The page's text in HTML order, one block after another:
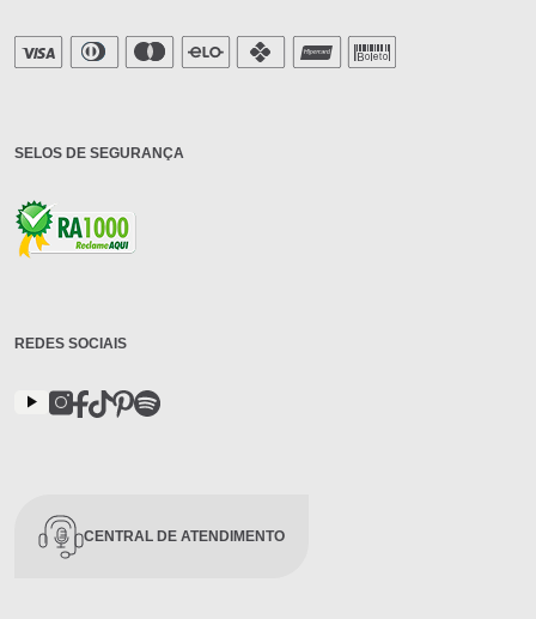
SELOS DE SEGURANÇA
REDES SOCIAIS
CENTRAL DE ATENDIMENTO